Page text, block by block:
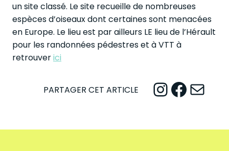
un site classé. Le site recueille de nombreuses
espèces d’oiseaux dont certaines sont menacées
en Europe. Le lieu est par ailleurs LE lieu de l’Hérault
pour les randonnées pédestres et à VTT à
retrouverici
PARTAGER CET ARTICLE InstagramFacebook Mail